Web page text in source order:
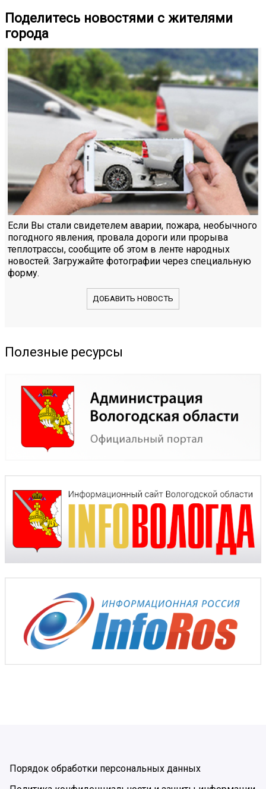
Поделитесь новостями с жителями
города
Если Вы стали свидетелем аварии, пожара, необычного
погодного явления, провала дороги или прорыва
теплотрассы, сообщите об этом в ленте народных
новостей. Загружайте фотографии через специальную
форму.
ДОБАВИТЬ НОВОСТЬ
Полезные ресурсы
Порядок обработки персональных данных